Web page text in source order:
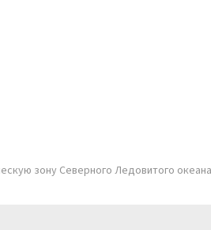
зону Северного Ледовитого океана